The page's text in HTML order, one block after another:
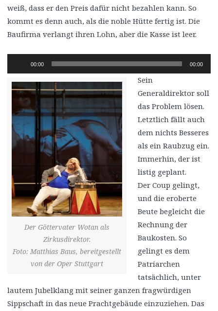
weiß, dass er den Preis dafür nicht bezahlen kann. So
kommt es denn auch, als die noble Hütte fertig ist. Die
Baufirma verlangt ihren Lohn, aber die Kasse ist leer.
Player
00:00 00:00
Der Göttervater Wotan als
Zirkusdirektor.
Foto: Matthias Baus, bereitgestellt
von der Oper Stuttgart
Sein
Generaldirektor soll
das Problem lösen.
Letztlich fällt auch
dem nichts Besseres
als ein Raubzug ein.
Immerhin, der ist
listig geplant.
Der Coup gelingt,
und die eroberte
Beute begleicht die
Rechnung der
Baukosten. So
gelingt es dem
Patriarchen
tatsächlich, unter
lautem Jubelklang mit seiner ganzen fragwürdigen
Sippschaft in das neue Prachtgebäude einzuziehen. Das